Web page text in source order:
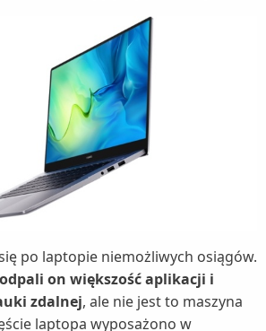
po laptopie niemożliwych osiągów.
odpali on większość aplikacji i
zdalnej, ale nie jest to maszyna
laptopa wyposażono w